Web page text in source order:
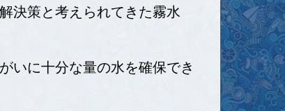
決策と考えられてきた霧水
いに十分な量の水を確保でき